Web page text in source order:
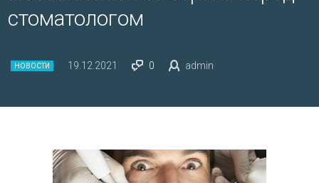
стоматологом
НОВОСТИ 19.12.2021 0 admin